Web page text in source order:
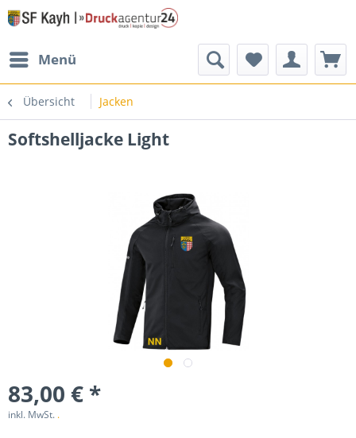
Menü
Übersicht Jacken
Softshelljacke Light
83,00 € *
inkl. MwSt. .